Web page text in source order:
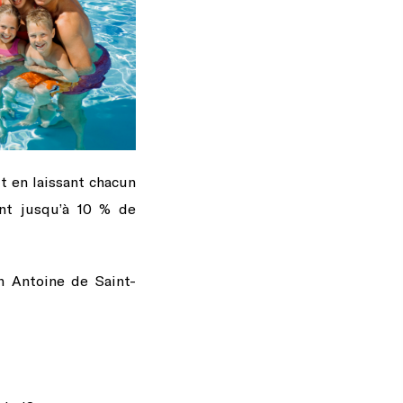
en laissant chacun
jusqu’à 10 % de
Antoine de Saint-